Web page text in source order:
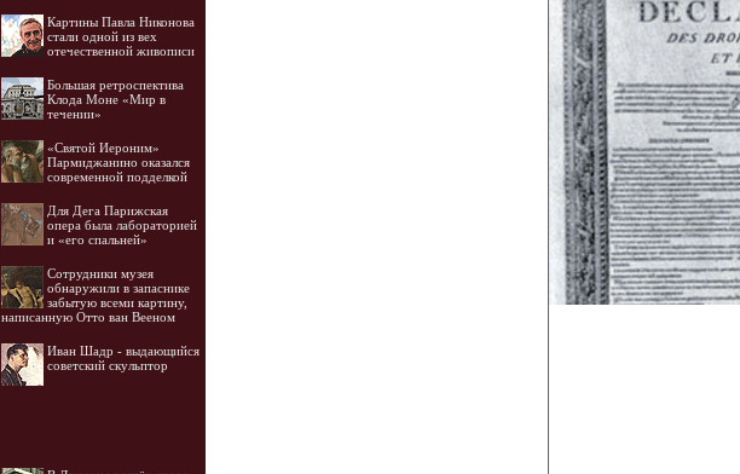
Картины Павла Никонова
стали одной из вех
отечественной живописи
Большая ретроспектива
Клода Моне «Мир в
течении»
«Святой Иероним»
Пармиджанино оказался
современной подделкой
Для Дега Парижская
опера была лабораторией
и «его спальней»
Cотрудники музея
обнаружили в запаснике
забытую всеми картину,
написанную Отто ван Вееном
Иван Шадр - выдающийся
советский скульптор